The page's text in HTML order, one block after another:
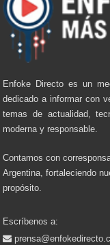
Enfoke Directo es un
dedicado a informar con
temas de actualidad,
moderna y responsable.
Contamos con
Argentina, fortaleciendo
propósito.
Escríbenos a: